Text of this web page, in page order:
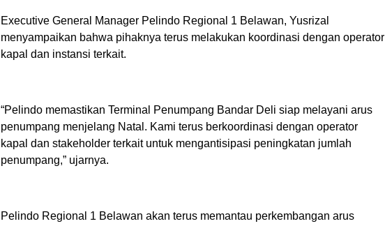
Executive General Manager Pelindo Regional 1 Belawan, Yusrizal
menyampaikan bahwa pihaknya terus melakukan koordinasi dengan operator
kapal dan instansi terkait.
“Pelindo memastikan Terminal Penumpang Bandar Deli siap melayani arus
penumpang menjelang Natal. Kami terus berkoordinasi dengan operator
kapal dan stakeholder terkait untuk mengantisipasi peningkatan jumlah
penumpang,” ujarnya.
Pelindo Regional 1 Belawan akan terus memantau perkembangan arus